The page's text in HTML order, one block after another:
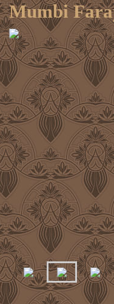
Mumbi